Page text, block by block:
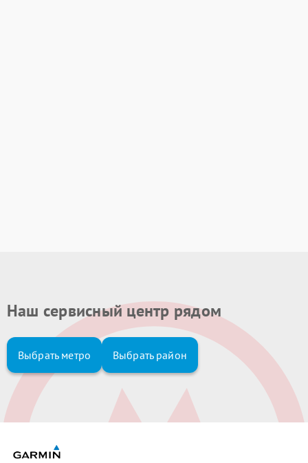
Наш сервисный центр рядом
Выбрать метро Выбрать район